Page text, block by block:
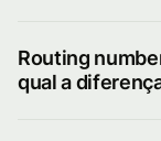
Routing
qual a